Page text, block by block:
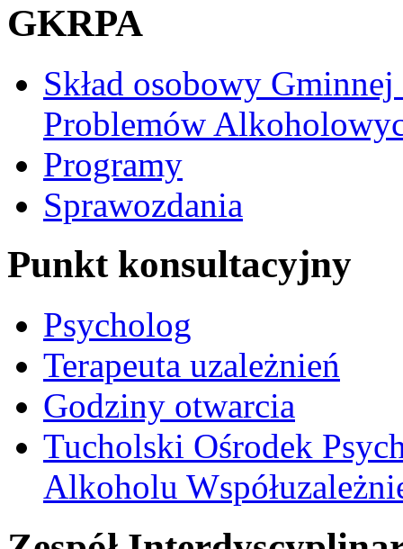
GKRPA
Skład osobowy
Problemów
Programy
Sprawozdania
Punkt konsultacyjny
Psycholog
Terapeuta uzależnień
Godziny otwarcia
Tucholski Ośrodek
Alkoholu